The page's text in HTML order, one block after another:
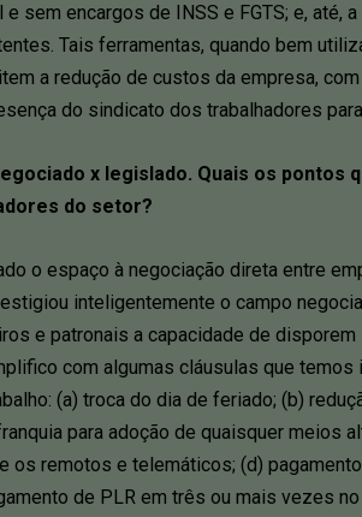
e sem encargos de INSS e FGTS; e, até,
Tais ferramentas, quando bem
a redução de custos da empresa,
do sindicato dos trabalhadores
x legislado. Quais os pontos
do setor?
o espaço à negociação direta entre
inteligentemente o campo
e patronais a capacidade de
com algumas cláusulas que
(a) troca do dia de feriado; (b)
para adoção de quaisquer meios
os remotos e telemáticos; (d)
de PLR em três ou mais vezes